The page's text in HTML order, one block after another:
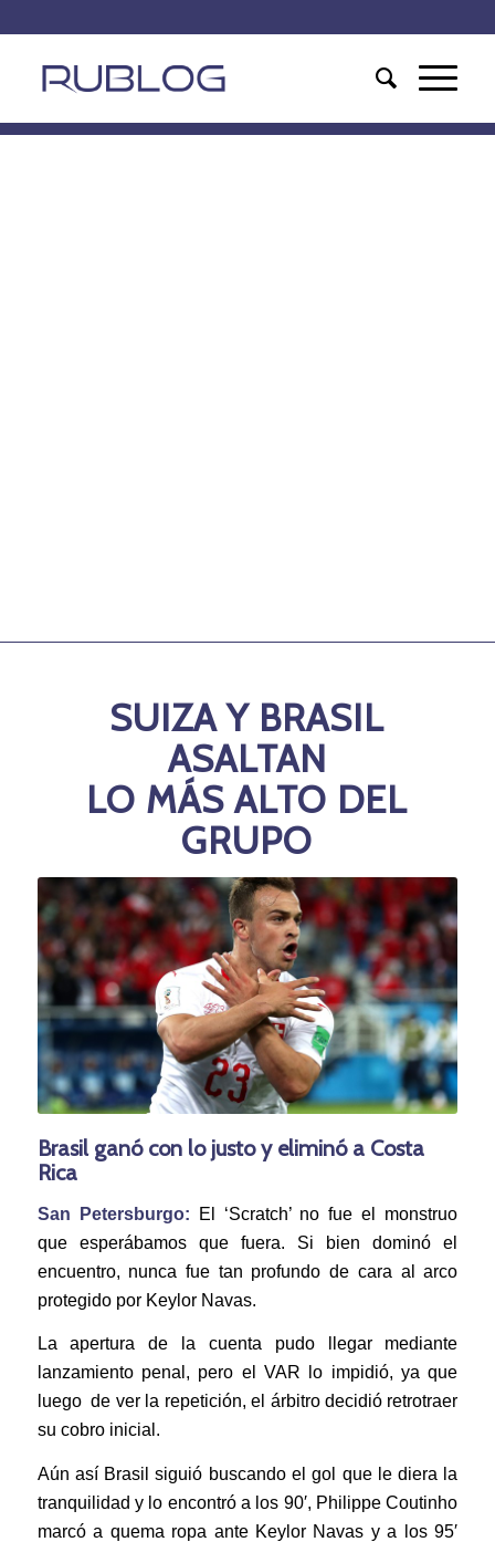
SUIZA Y BRASIL
ASALTAN
LO MÁS ALTO DEL
GRUPO
Brasil ganó con lo justo y eliminó a Costa
Rica
San Petersburgo:
El ‘Scratch’ no fue el monstruo
que esperábamos que fuera. Si bien dominó el
encuentro, nunca fue tan profundo de cara al arco
protegido por Keylor Navas.
La apertura de la cuenta pudo llegar mediante
lanzamiento penal, pero el VAR lo impidió, ya que
luego de ver la repetición, el árbitro decidió retrotraer
su cobro inicial.
Aún así Brasil siguió buscando el gol que le diera la
tranquilidad y lo encontró a los 90′, Philippe Coutinho
marcó a quema ropa ante Keylor Navas y a los 95′